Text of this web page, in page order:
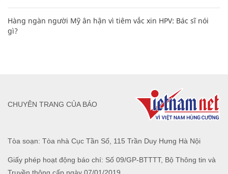
Hàng ngàn người Mỹ ân hận vì tiêm vắc xin HPV: Bác sĩ nói
gì?
Tòa soạn: Tòa nhà Cục Tần Số, 115 Trần Duy Hưng Hà Nội
Giấy phép hoạt động báo chí: Số 09/GP-BTTTT, Bộ Thông tin và
CHUYÊN TRANG CỦA BÁO